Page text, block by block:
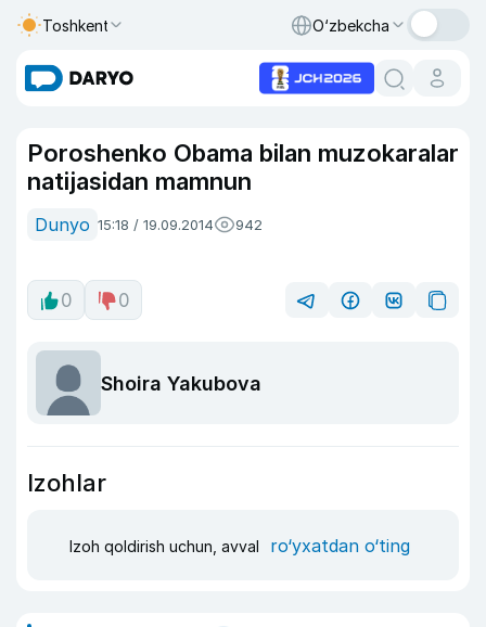
Toshkent O‘zbekcha
Poroshenko Obama bilan muzokaralar
natijasidan mamnun
Dunyo 15:18 / 19.09.2014 942
0 0
Shoira Yakubova
Izohlar
Izoh qoldirish uchun, avval ro‘yxatdan o‘ting